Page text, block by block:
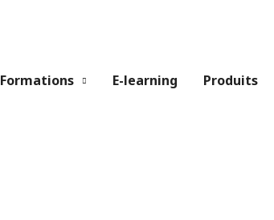
Formations E-learning Produits